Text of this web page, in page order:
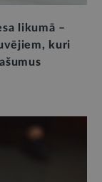
likumā –
kuri